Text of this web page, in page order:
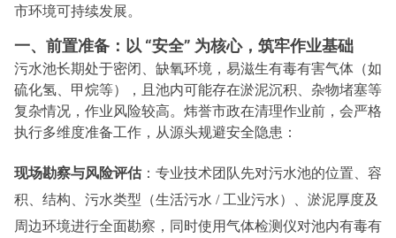
市环境可持续发展。
一、前置准备：以 “安全” 为核心，筑牢作业基础
污水池长期处于密闭、缺氧环境，易滋生有毒有害气体（如
硫化氢、甲烷等），且池内可能存在淤泥沉积、杂物堵塞等
复杂情况，作业风险较高。炜誉市政在清理作业前，会严格
执行多维度准备工作，从源头规避安全隐患：
现场勘察与风险评估：专业技术团队先对污水池的位置、容
积、结构、污水类型（生活污水 / 工业污水）、淤泥厚度及
周边环境进行全面勘察，同时使用气体检测仪对池内有毒有